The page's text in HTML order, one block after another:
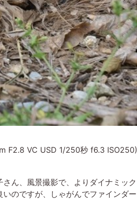
F2.8 VC USD 1/250秒 f6.3 ISO250)
ん、風景撮影で、よりダイナミック
のですが、しゃがんでファインダー